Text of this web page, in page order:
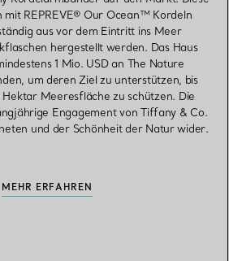
REPREVE® Our Ocean™ Kordeln
aus vor dem Eintritt ins Meer
hergestellt werden. Das Haus
1 Mio. USD an The Nature
um deren Ziel zu unterstützen, bis
Meeresfläche zu schützen. Die
Engagement von Tiffany & Co.
und der Schönheit der Natur wider.
MEHR ERFAHREN